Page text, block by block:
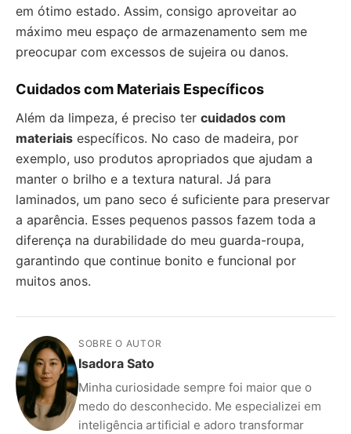
em ótimo estado. Assim, consigo aproveitar ao
máximo meu espaço de armazenamento sem me
preocupar com excessos de sujeira ou danos.
Cuidados com Materiais Específicos
Além da limpeza, é preciso ter cuidados com
materiais específicos. No caso de madeira, por
exemplo, uso produtos apropriados que ajudam a
manter o brilho e a textura natural. Já para
laminados, um pano seco é suficiente para preservar
a aparência. Esses pequenos passos fazem toda a
diferença na durabilidade do meu guarda-roupa,
garantindo que continue bonito e funcional por
muitos anos.
SOBRE O AUTOR
Isadora Sato
Minha curiosidade sempre foi maior que o
medo do desconhecido. Me especializei em
inteligência artificial e adoro transformar